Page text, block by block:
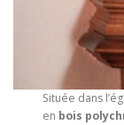
Située dans
en bois